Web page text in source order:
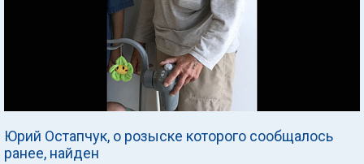
Юрий Остапчук, о розыске которого сообщалось
ранее, найден